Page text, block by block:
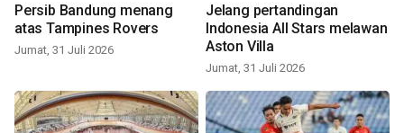
Persib Bandung menang
atas Tampines Rovers
Jumat, 31 Juli 2026
Jelang pertandingan
Indonesia All Stars melawan
Aston Villa
Jumat, 31 Juli 2026